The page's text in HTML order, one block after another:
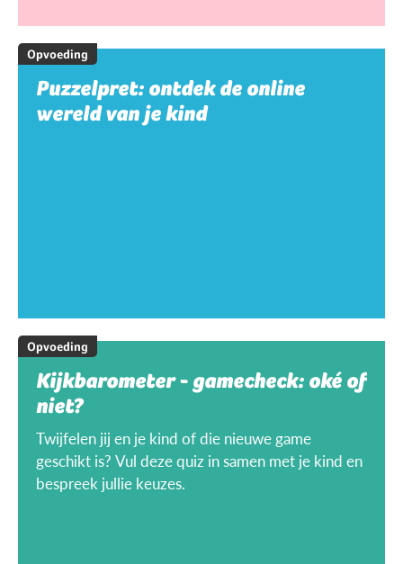
Opvoeding
Puzzelpret: ontdek de online
wereld van je kind
Opvoeding
Kijkbarometer - gamecheck: oké of
niet?
Twijfelen jij en je kind of die nieuwe game
geschikt is? Vul deze quiz in samen met je kind en
bespreek jullie keuzes.